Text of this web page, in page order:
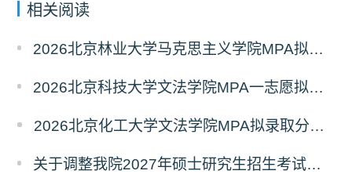
相关阅读
2026北京林业大学马克思主义学院MPA拟录取分析解读
2026北京科技大学文法学院MPA一志愿拟录取分析解读
2026北京化工大学文法学院MPA拟录取分析解读
关于调整我院2027年硕士研究生招生考试科目及参考书的通知